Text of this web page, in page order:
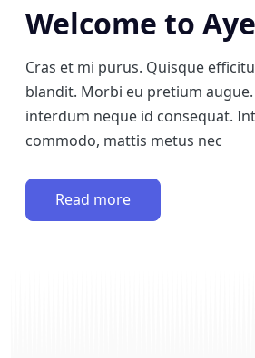
Welcome to
Cras et mi purus. Quisque
blandit. Morbi eu pretium
interdum neque id consequat.
commodo, mattis metus nec
Read more